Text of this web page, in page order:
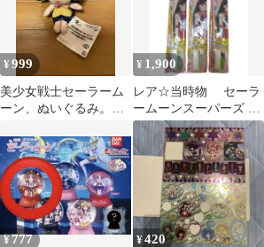
¥999
美少女戦士セーラーム
ーン、ぬいぐるみ。か
¥ 1,900
レア☆当時物 セーラ
ームーンスーパーズ カ
イト（凧揚げ）3個セッ
ト
¥777 ¥420